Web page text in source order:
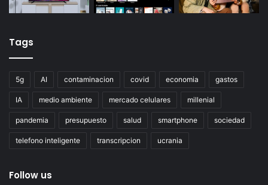
Tags
5g AI contaminacion covid economia gastos
IA medio ambiente mercado celulares millenial
pandemia presupuesto salud smartphone sociedad
telefono inteligente transcripcion ucrania
Follow us